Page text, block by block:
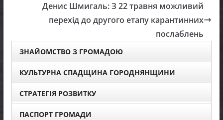
Денис Шмигаль: З 22 травня можливий
перехід до другого етапу карантинних
послаблень
ЗНАЙОМСТВО З ГРОМАДОЮ
КУЛЬТУРНА СПАДЩИНА ГОРОДНЯНЩИНИ
СТРАТЕГІЯ РОЗВИТКУ
ПАСПОРТ ГРОМАДИ